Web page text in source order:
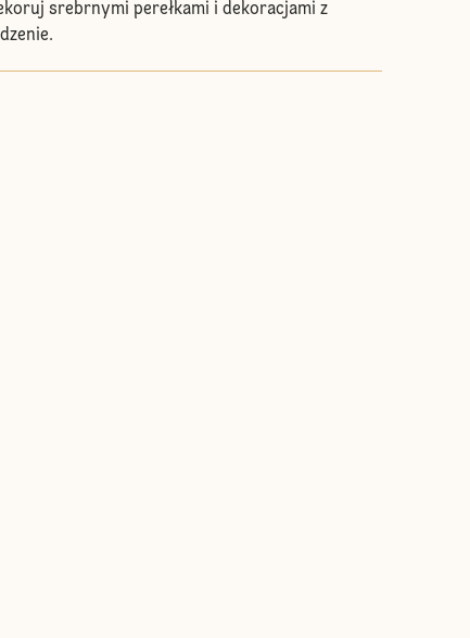
srebrnymi perełkami i dekoracjami z